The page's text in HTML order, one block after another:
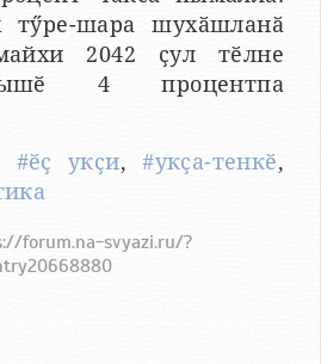
тӳре-шара шухӑшланӑ
2042 ҫул тӗлне
4 процентпа
#ӗҫ укҫи,#укҫа-тенкӗ,
forum.na-svyazi.ru/?